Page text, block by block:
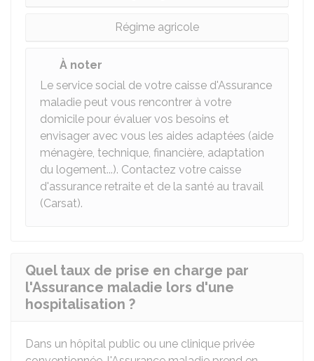
Régime agricole
À noter
Le service social de votre caisse d'Assurance
maladie peut vous rencontrer à votre
domicile pour évaluer vos besoins et
envisager avec vous les aides adaptées (aide
ménagère, technique, financière, adaptation
du logement...). Contactez votre caisse
d'assurance retraite et de la santé au travail
(Carsat).
Quel taux de prise en charge par
l'Assurance maladie lors d'une
hospitalisation ?
Dans un hôpital public ou une clinique privée